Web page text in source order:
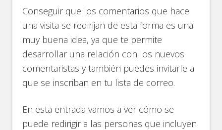
Conseguir que los comentarios que hace
una visita se redirijan de esta forma es una
muy buena idea, ya que te permite
desarrollar una relación con los nuevos
comentaristas y también puedes invitarle a
que se inscriban en tu lista de correo.
En esta entrada vamos a ver cómo se
puede redirigir a las personas que incluyen